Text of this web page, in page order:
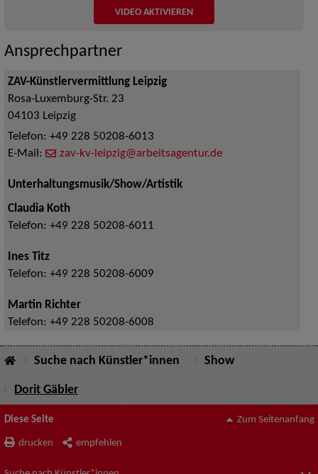
VIDEO AKTIVIEREN
Ansprechpartner
ZAV-Künstlervermittlung Leipzig
Rosa-Luxemburg-Str. 23
04103 Leipzig
Telefon: +49 228 50208-6013
E-Mail:
zav-kv-leipzig@arbeitsagentur.de
Unterhaltungsmusik/Show/Artistik
Claudia Koth
Telefon: +49 228 50208-6011
Ines Titz
Telefon: +49 228 50208-6009
Martin Richter
Telefon: +49 228 50208-6008
Suche nach Künstler*innen Show
Dorit Gäbler
Diese Seite
drucken empfehlen
Zum Seitenanfang